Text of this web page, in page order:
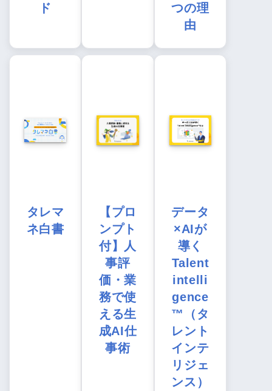
ド
つの理
由
タレマ
ネ白書
【プロ
ンプト
付】人
事評
価・業
務で使
える生
成AI仕
事術
データ
×AIが
導く
Talent
intelli
gence
™（タ
レント
インテ
リジェ
ンス）